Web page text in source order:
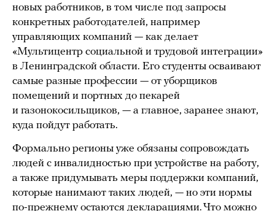
новых работников, в том числе под запросы
конкретных работодателей, например
управляющих компаний — как делает
«Мультицентр социальной и трудовой интеграции»
в Ленинградской области. Его студенты осваивают
самые разные профессии — от уборщиков
помещений и портных до пекарей
и газонокосильщиков, — а главное, заранее знают,
куда пойдут работать.
Формально регионы уже обязаны сопровождать
людей с инвалидностью при устройстве на работу,
а также придумывать меры поддержки компаний,
которые нанимают таких людей, — но эти нормы
по-прежнему остаются декларациями. Что можно